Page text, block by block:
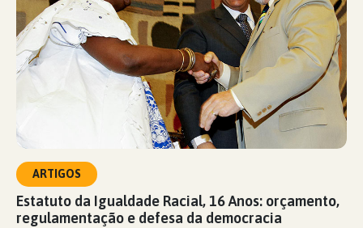
ARTIGOS
Estatuto da Igualdade Racial, 16 Anos: orçamento,
regulamentação e defesa da democracia